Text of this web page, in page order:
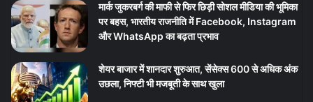
मार्क जुकरबर्ग की माफी से फिर छिड़ी सोशल मीडिया की भूमिका
पर बहस, भारतीय राजनीति में Facebook, Instagram
और WhatsApp का बढ़ता प्रभाव
शेयर बाजार में शानदार शुरुआत, सेंसेक्स 600 से अधिक अंक
उछला, निफ्टी भी मजबूती के साथ खुला